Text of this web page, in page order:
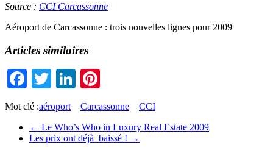
Source : CCI Carcassonne
Aéroport de Carcassonne : trois nouvelles lignes pour 2009
Articles similaires
Facebook
TwitterLinkedIn
Mot clé :aéroport Carcassonne
CCI
← Le Who’s Who in Luxury Real Estate 2009
Les prix ont déjà baissé ! →